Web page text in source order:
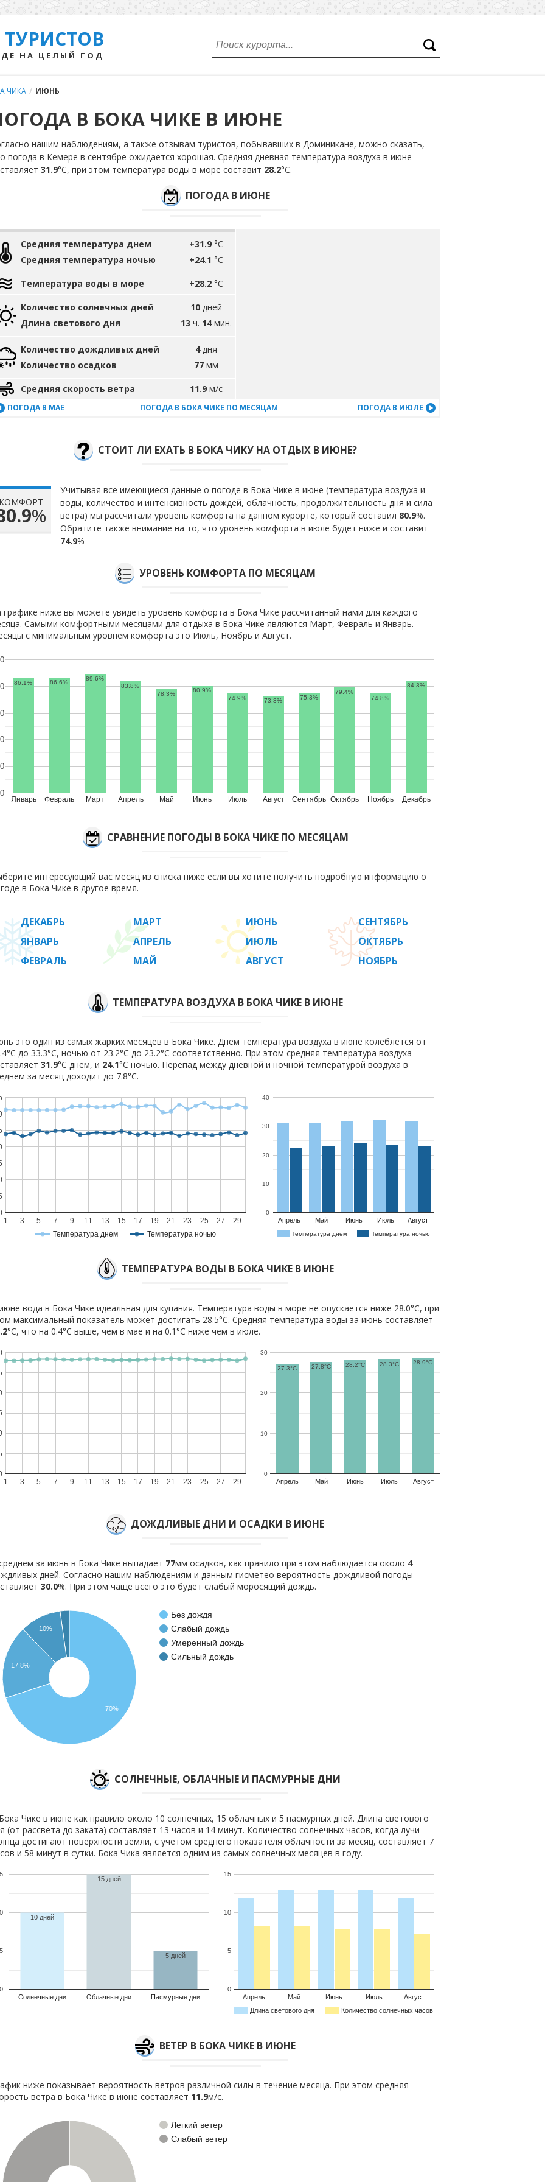
НА ЦЕЛЫЙ ГОД
ЧИКА / ИЮНЬ
В БОКА ЧИКЕ В ИЮНЕ
нашим наблюдениям, а также отзывам туристов, побывавших в Доминикане, можно сказать,
погода в Кемере в сентябре ожидается хорошая. Средняя дневная температура воздуха в июне
31.9°С, при этом температура воды в море составит 28.2°С.
ПОГОДА В ИЮНЕ
Средняя температура днем
Средняя температура ночью
+31.9 °C
+24.1 °C
Температура воды в море +28.2 °C
Количество солнечных дней
Длина светового дня
10 дней
13 ч. 14мин.
Количество дождливых дней
Количество осадков
4дня
77 мм
Средняя скорость ветра 11.9 м/с
ПОГОДА В МАЕ ПОГОДА В БОКА ЧИКЕ ПО МЕСЯЦАМ ПОГОДА В ИЮЛЕ
СТОИТ ЛИ ЕХАТЬ В БОКА ЧИКУ НА ОТДЫХ В ИЮНЕ?
КОМФОРТ
%
Учитывая все имеющиеся данные о погоде в Бока Чике в июне (температура воздуха и
воды, количество и интенсивность дождей, облачность, продолжительность дня и сила
ветра) мы рассчитали уровень комфорта на данном курорте, который составил 80.9%.
Обратите также внимание на то, что уровень комфорта в июле будет ниже и составит
74.9%
УРОВЕНЬ КОМФОРТА ПО МЕСЯЦАМ
графике ниже вы можете увидеть уровень комфорта в Бока Чике рассчитанный нами для каждого
Самыми комфортными месяцами для отдыха в Бока Чике являются Март, Февраль и Январь.
с минимальным уровнем комфорта это Июль, Ноябрь и Август.
Январь Февраль Март Апрель Май Июнь Июль Август Сентябрь Октябрь Ноябрь Декабрь
0
86.1% 86.6%
89.6%
83.8%
78.3%
80.9%
74.9%
73.3% 75.3%
79.4%
74.8%
84.3%
СРАВНЕНИЕ ПОГОДЫ В БОКА ЧИКЕ ПО МЕСЯЦАМ
интересующий вас месяц из списка ниже если вы хотите получить подробную информацию о
в Бока Чике в другое время.
ДЕКАБРЬ
ЯНВАРЬ
ФЕВРАЛЬ
МАРТ
АПРЕЛЬ
МАЙ
ИЮНЬ
ИЮЛЬ
АВГУСТ
СЕНТЯБРЬ
ОКТЯБРЬ
НОЯБРЬ
ТЕМПЕРАТУРА ВОЗДУХА В БОКА ЧИКЕ В ИЮНЕ
это один из самых жарких месяцев в Бока Чике. Днем температура воздуха в июне колеблется от
до 33.3°C, ночью от 23.2°C до 23.2°C соответственно. При этом средняя температура воздуха
31.9°C днем, и 24.1°C ночью. Перепад между дневной и ночной температурой воздуха в
за месяц доходит до 7.8°С.
Температура днем Температура ночью
1 3 5 7 9 11 13 15 17 19 21 23 25 27 29
Температура днем Температура ночью
Апрель Май Июнь Июль Август
0
10
20
30
40
ТЕМПЕРАТУРА ВОДЫ В БОКА ЧИКЕ В ИЮНЕ
вода в Бока Чике идеальная для купания. Температура воды в море не опускается ниже 28.0°C, при
максимальный показатель может достигать 28.5°C. Средняя температура воды за июнь составляет
°C, что на 0.4°C выше, чем в мае и на 0.1°C ниже чем в июле.
1 3 5 7 9 11 13 15 17 19 21 23 25 27 29 Апрель Май Июнь Июль Август
0
10
20
30
27.3°C 27.8°C 28.2°C 28.3°C 28.9°C
ДОЖДЛИВЫЕ ДНИ И ОСАДКИ В ИЮНЕ
за июнь в Бока Чике выпадает 77мм осадков, как правило при этом наблюдается около 4
дней. Согласно нашим наблюдениям и данным гисметео вероятность дождливой погоды
30.0%. При этом чаще всего это будет слабый моросящий дождь.
Без дождя
Слабый дождь
Умеренный дождь
Сильный дождь
10%
17.8%
70%
CОЛНЕЧНЫЕ, ОБЛАЧНЫЕ И ПАСМУРНЫЕ ДНИ
Чике в июне как правило около 10 солнечных, 15 облачных и 5 пасмурных дней. Длина светового
(от рассвета до заката) составляет 13 часов и 14 минут. Количество солнечных часов, когда лучи
достигают поверхности земли, с учетом среднего показателя облачности за месяц, составляет 7
и 58 минут в сутки. Бока Чика является одним из самых солнечных месяцев в году.
Солнечные дни Облачные дни Пасмурные дни
0
5
10 дней
15 дней
5 дней
Длина светового дня Количество солнечных часов
Апрель Май Июнь Июль Август
0
5
10
15
ВЕТЕР В БОКА ЧИКЕ В ИЮНЕ
ниже показывает вероятность ветров различной силы в течение месяца. При этом средняя
ветра в Бока Чике в июне составляет 11.9м/с.
Легкий ветер
Слабый ветер